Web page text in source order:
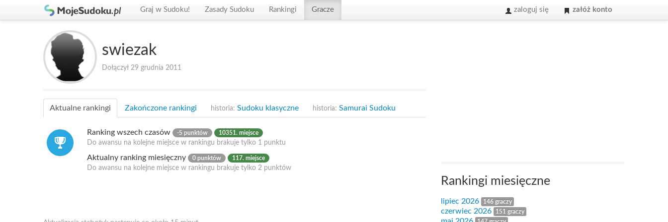
Graj w Sudoku! Zasady Sudoku Rankingi Gracze zaloguj się załóż konto
swiezak
Dołączył 29 grudnia 2011
Aktualne rankingi Zakończone rankingi historia: Sudoku klasyczne historia: Samurai Sudoku
Ranking wszech czasów -5 punktów 10351. miejsce
Do awansu na kolejne miejsce w rankingu brakuje tylko 1 punktu
Aktualny ranking miesięczny 0 punktów 117. miejsce
Do awansu na kolejne miejsce w rankingu brakuje tylko 2 punktów
Rankingi miesięczne
lipiec 2026 146 graczy
czerwiec 2026 151 graczy